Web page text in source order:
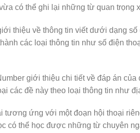
có thể ghi lại những từ quan trọng
thiệu về thông tin viết dưới dạng
các loại thông tin như số điện
giới thiệu chi tiết về đáp án
các đề này theo loại thông tin như
tương ứng với một đoạn hội thoại
có thể học được những từ chuyên